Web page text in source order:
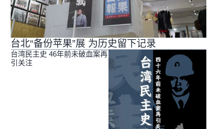
台北“备份苹果”展 为历史留下记录
台湾民主史 46年前未破血案再
引关注